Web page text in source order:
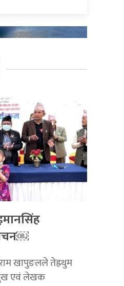
खापुङलले तेह्रथुम
एवं लेखक